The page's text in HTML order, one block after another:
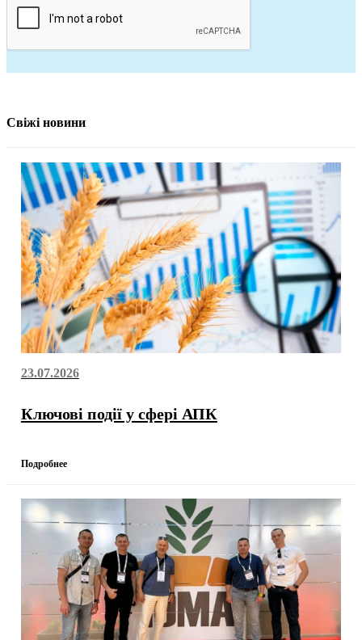
Свіжі новини
23.07.2026
Ключові події у сфері АПК
Подробнее